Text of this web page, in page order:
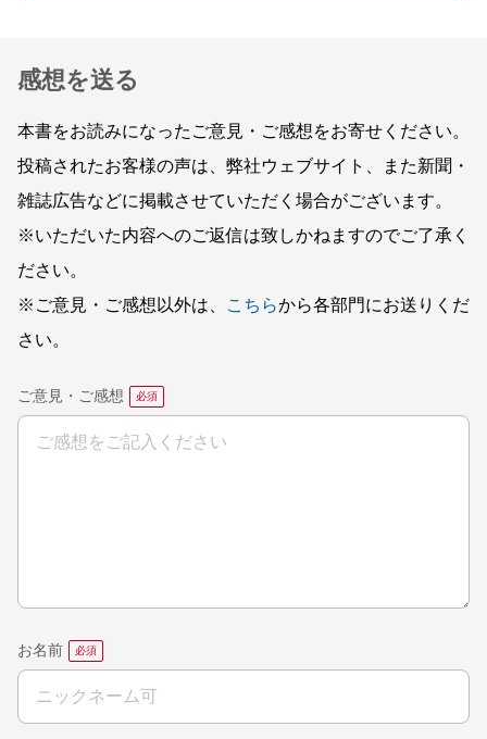
感想を送る
本書をお読みになったご意見・ご感想をお寄せください。
投稿されたお客様の声は、弊社ウェブサイト、また新聞・
雑誌広告などに掲載させていただく場合がございます。
※いただいた内容へのご返信は致しかねますのでご了承く
ださい。
※ご意見・ご感想以外は、
こちらから各部門にお送りくだ
さい。
ご意見・ご感想
お名前